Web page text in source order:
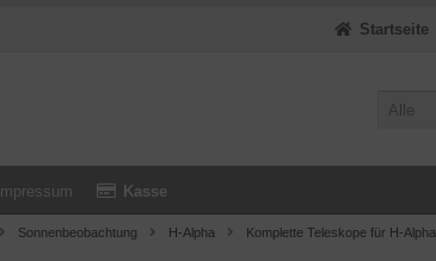
Startseite
Alle
Impressum Kasse
Sonnenbeobachtung H-Alpha Komplette Teleskope für H-Alpha